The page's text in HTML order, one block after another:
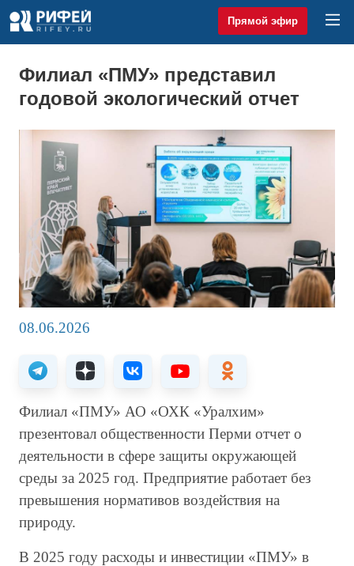
Прямой эфир
Филиал «ПМУ» представил
годовой экологический отчет
08.06.2026
Филиал «ПМУ» АО «ОХК «Уралхим»
презентовал общественности Перми отчет о
деятельности в сфере защиты окружающей
среды за 2025 год. Предприятие работает без
превышения нормативов воздействия на
природу.
В 2025 году расходы и инвестиции «ПМУ» в